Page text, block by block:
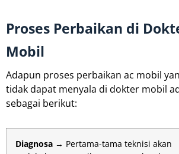
Proses Perbaikan di
Mobil
Adapun proses perbaikan ac mobil
tidak dapat menyala di dokter mobil
sebagai berikut:
Diagnosa → Pertama-tama teknisi akan